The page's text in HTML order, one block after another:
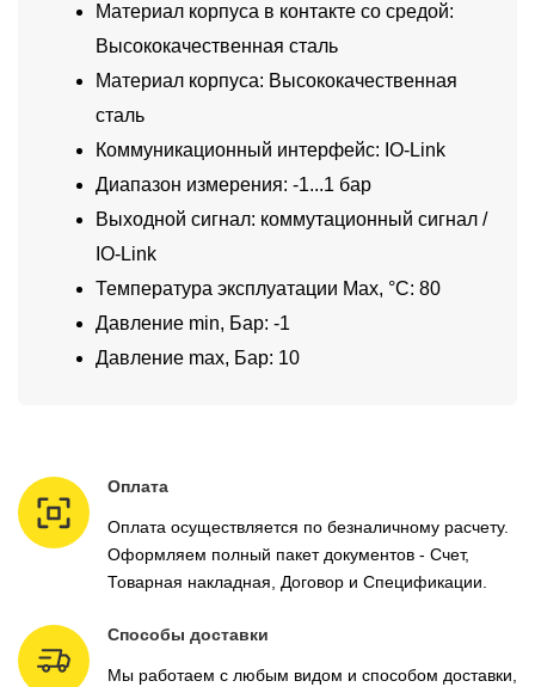
Материал корпуса в контакте со средой:
Высококачественная сталь
Материал корпуса: Высококачественная
сталь
Коммуникационный интерфейс: IO-Link
Диапазон измерения: -1...1 бар
Выходной сигнал: коммутационный сигнал /
IO-Link
Температура эксплуатации Max, °C: 80
Давление min, Бар: -1
Давление max, Бар: 10
Оплата
Оплата осуществляется по безналичному расчету.
Оформляем полный пакет документов - Счет,
Товарная накладная, Договор и Спецификации.
Способы доставки
Мы работаем с любым видом и способом доставки,